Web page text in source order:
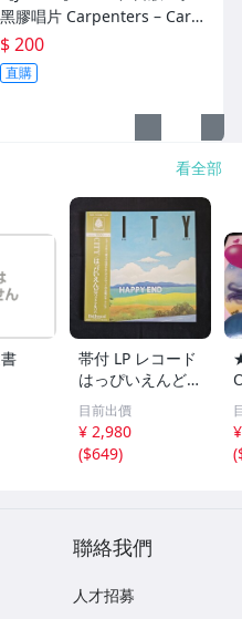
黑膠唱片 Carpenters – Carpe
nters Best 4 (4曲入)精選
$ 200
直購
看全部
帯付 LP レコード
はっぴいえんど
ベストアルバム C
ITY SKM-7006 B
ellwood 大滝詠一
松本隆 鈴木茂 シ
目前出價
¥ 2,980
($649)
(
聯絡我們
人才招募